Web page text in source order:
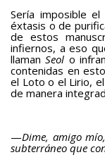
Sería imposible
éxtasis o de
de estos
infiernos, a eso
llamanSeol o
contenidas en
el Loto o el Lirio,
de manera
—Dime, amigo
subterráneo que